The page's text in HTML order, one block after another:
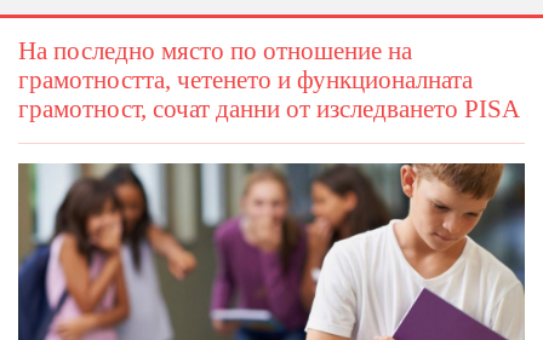
На последно място по отношение на
грамотността, четенето и функционалната
грамотност, сочат данни от изследването PISA